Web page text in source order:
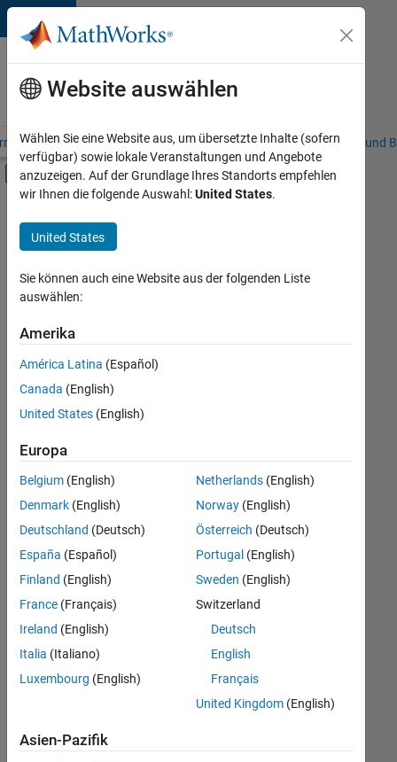
Weiter zum Inhalt
Karriere
bei
MathWorks
– Übersicht Stellensuche Niederlassungen Studierende und
Umschaltung für Off-Canvas-
Hauptinhalt
Information Technology
Commercial Sales
Customer Support
Education Sales
Sales Operations
Finance and Operations
Legal
Büro- und Verwaltungsdienste
+7
Derzeit
es
keine
offenen
Stellen,
Ihren
Suchkriterien
entsprechen.
können
die
Suchkriterien
weiter
fassen
oder
alle
Stellenangebote
anzeigen .
noch
Website auswählen
Wählen Sie eine Website aus, um übersetzte Inhalte (sofern
verfügbar) sowie lokale Veranstaltungen und Angebote
anzuzeigen. Auf der Grundlage Ihres Standorts empfehlen
wir Ihnen die folgende Auswahl:United States.
United States
Sie können auch eine Website aus der folgenden Liste
auswählen:
Amerika
América Latina (Español)
Canada (English)
United States (English)
Europa
Belgium (English)
Denmark (English)
Deutschland (Deutsch)
España (Español)
Finland (English)
France (Français)
Ireland (English)
Italia (Italiano)
Luxembourg (English)
Netherlands(English)
Norway(English)
Österreich (Deutsch)
Portugal (English)
Sweden (English)
Switzerland
Deutsch
English
Français
United Kingdom(English)
Asien-Pazifik